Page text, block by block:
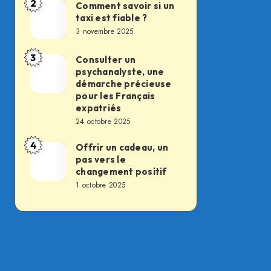
des
du
feu,
transformation
silencieuse
métier
essentiel
Comment
si
un
est
2
Comment savoir si un
taxi est fiable ?
3 novembre 2025
Consulter
psychanalyste,
précieuse
les
expatriés
3
Consulter un
psychanalyste, une
démarche précieuse
pour les Français
expatriés
24 octobre 2025
Offrir
cadeau,
4
Offrir un cadeau, un
pas vers le
changement positif
1 octobre 2025